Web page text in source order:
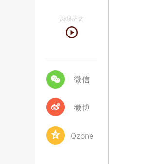
阅读正文
微信
微博
Qzone